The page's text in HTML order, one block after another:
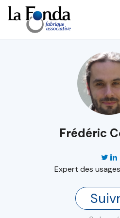
Aller
au
contenu
principal
Frédéric
Expert des